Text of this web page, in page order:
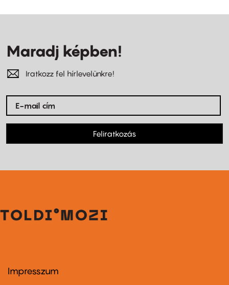
Maradj képben!
Iratkozz fel hírlevelünkre!
Feliratkozás
Footer
Impresszum